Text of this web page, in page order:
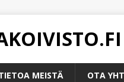
MEISTÄ OTA